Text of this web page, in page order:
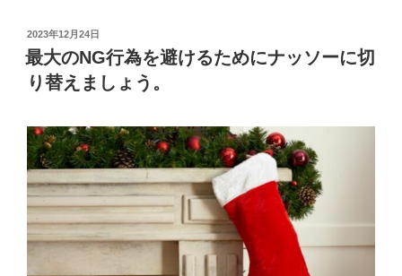
投
稿
日:
2023年12月24日
最大のNG行為を避けるためにナッソーに切
り替えましょう。